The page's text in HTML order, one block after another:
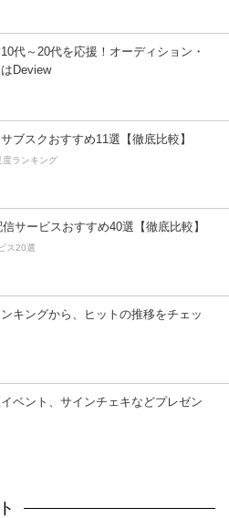
代～20代を応援！オーディション・
Deview
ブスクおすすめ11選【徹底比較】
度ランキング
サービスおすすめ40選【徹底比較】
ス20選
キングから、ヒットの推移をチェッ
ベント、サインチェキなどプレゼン